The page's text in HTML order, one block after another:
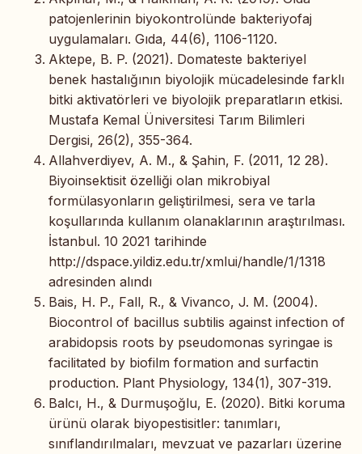
patojenlerinin biyokontrolünde bakteriyofaj
uygulamaları. Gıda, 44(6), 1106-1120.
Aktepe, B. P. (2021). Domateste bakteriyel
benek hastalığının biyolojik mücadelesinde farklı
bitki aktivatörleri ve biyolojik preparatların etkisi.
Mustafa Kemal Üniversitesi Tarım Bilimleri
Dergisi, 26(2), 355-364.
Allahverdiyev, A. M., & Şahin, F. (2011, 12 28).
Biyoinsektisit özelliği olan mikrobiyal
formülasyonların geliştirilmesi, sera ve tarla
koşullarında kullanım olanaklarının araştırılması.
İstanbul. 10 2021 tarihinde
http://dspace.yildiz.edu.tr/xmlui/handle/1/1318
adresinden alındı
Bais, H. P., Fall, R., & Vivanco, J. M. (2004).
Biocontrol of bacillus subtilis against infection of
arabidopsis roots by pseudomonas syringae is
facilitated by biofilm formation and surfactin
production. Plant Physiology, 134(1), 307-319.
Balcı, H., & Durmuşoğlu, E. (2020). Bitki koruma
ürünü olarak biyopestisitler: tanımları,
sınıflandırılmaları, mevzuat ve pazarları üzerine